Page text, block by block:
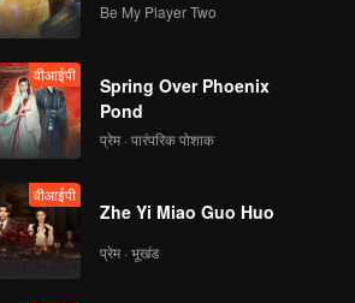
Be My Player Two
वीआईपी
Spring Over Phoenix
Pond
प्रेम · पारंपरिक पोशाक
वीआईपी
Zhe Yi Miao Guo Huo
प्रेम · भूखंड